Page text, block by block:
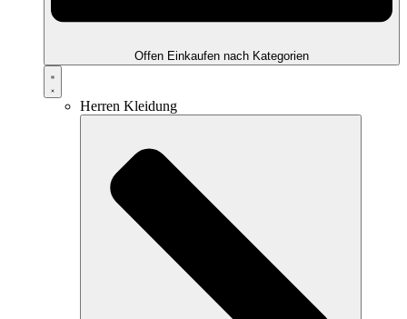
Offen Einkaufen nach Kategorien
Herren Kleidung